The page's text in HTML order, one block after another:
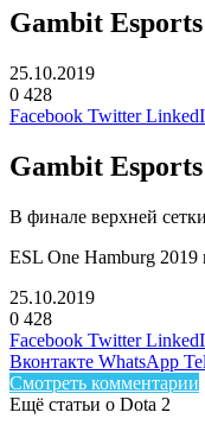
Gambit
25.10.2019
0 428
Facebook Twitter
Gambit Esports
В финале верхней
ESL One Hamburg
25.10.2019
0 428
Facebook Twitter
Вконтакте WhatsApp
Смотреть комментарии
Ещё статьи о Dota 2